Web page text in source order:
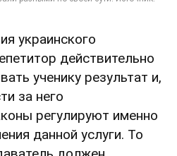
украинского
действительно
ученику результат и,
за него
регулируют именно
данной услуги. То